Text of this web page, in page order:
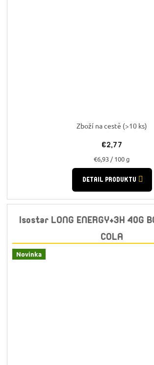
Zboží na cestě (>10 ks)
€2,77
Jednotková
cena:
€6,93 / 100 g
DETAIL PRODUKTU
Isostar LONG ENERGY+3H 40G
COLA
Novinka